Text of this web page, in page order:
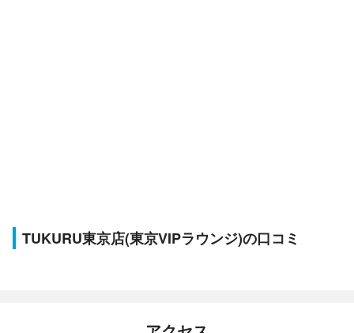
TUKURU東京店(東京VIPラウンジ)の口コミ